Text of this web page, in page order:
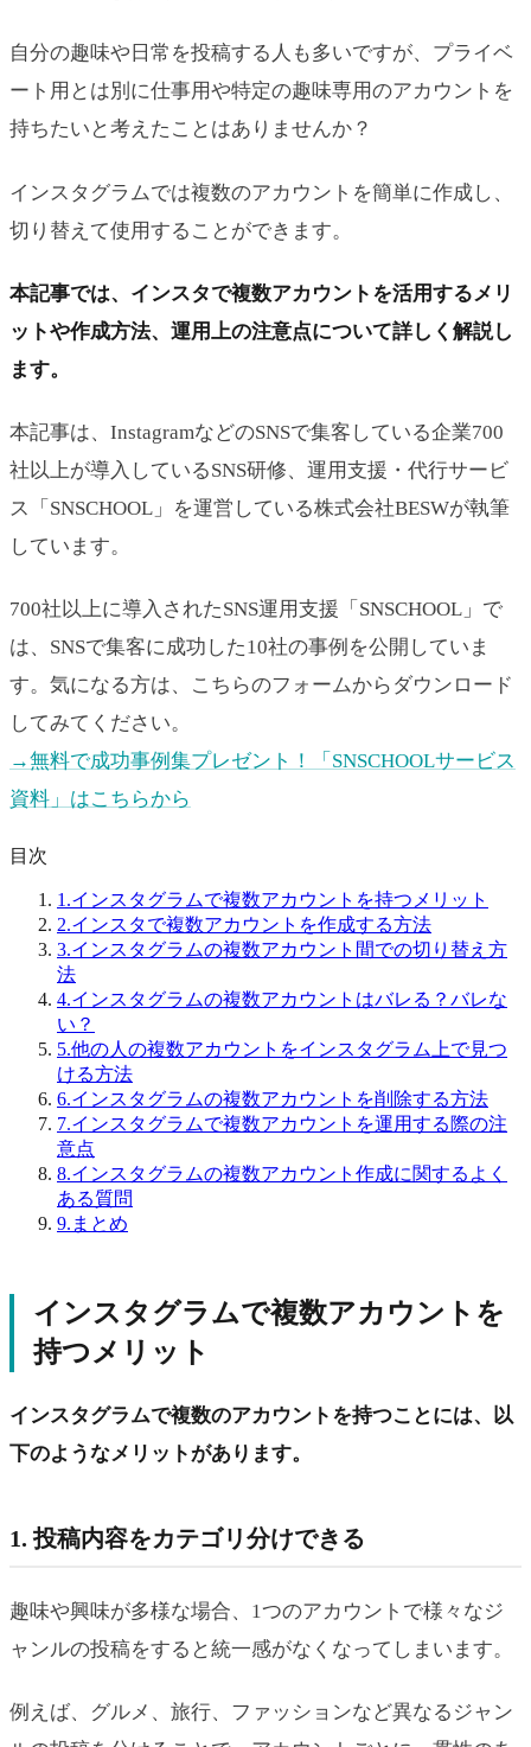
自分の趣味や日常を投稿する人も多いですが、プライベ
ート用とは別に仕事用や特定の趣味専用のアカウントを
持ちたいと考えたことはありませんか？
インスタグラムでは複数のアカウントを簡単に作成し、
切り替えて使用することができます。
本記事では、インスタで複数アカウントを活用するメリ
ットや作成方法、運用上の注意点について詳しく解説し
ます。
本記事は、InstagramなどのSNSで集客している企業700
社以上が導入しているSNS研修、運用支援・代行サービ
ス「SNSCHOOL」を運営している株式会社BESWが執筆
しています。
700社以上に導入されたSNS運用支援「SNSCHOOL」で
は、SNSで集客に成功した10社の事例を公開していま
す。気になる方は、こちらのフォームからダウンロード
してみてください。
→無料で成功事例集プレゼント！「SNSCHOOLサービス
資料」はこちらから
目次
1.インスタグラムで複数アカウントを持つメリット
2.インスタで複数アカウントを作成する方法
3.インスタグラムの複数アカウント間での切り替え方
法
4.インスタグラムの複数アカウントはバレる？バレな
い？
5.他の人の複数アカウントをインスタグラム上で見つ
ける方法
6.インスタグラムの複数アカウントを削除する方法
7.インスタグラムで複数アカウントを運用する際の注
意点
8.インスタグラムの複数アカウント作成に関するよく
ある質問
9. まとめ
インスタグラムで複数アカウントを
持つメリット
インスタグラムで複数のアカウントを持つことには、以
下のようなメリットがあります。
1. 投稿内容をカテゴリ分けできる
趣味や興味が多様な場合、1つのアカウントで様々なジ
ャンルの投稿をすると統一感がなくなってしまいます。
例えば、グルメ、旅行、ファッションなど異なるジャン